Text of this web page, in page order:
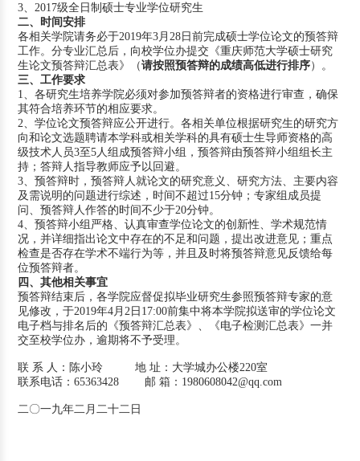
3、2017级全日制硕士专业学位研究生
二、时间安排
各相关学院请务必于2019年3月28日前完成硕士学位论文的预答辩
工作。分专业汇总后，向校学位办提交《重庆师范大学硕士研究
生论文预答辩汇总表》（请按照预答辩的成绩高低进行排序）。
三、工作要求
1、各研究生培养学院必须对参加预答辩者的资格进行审查，确保
其符合培养环节的相应要求。
2、学位论文预答辩应公开进行。各相关单位根据研究生的研究方
向和论文选题聘请本学科或相关学科的具有硕士生导师资格的高
级技术人员3至5人组成预答辩小组，预答辩由预答辩小组组长主
持；答辩人指导教师应予以回避。
3、预答辩时，预答辩人就论文的研究意义、研究方法、主要内容
及需说明的问题进行综述，时间不超过15分钟；专家组成员提
问、预答辩人作答的时间不少于20分钟。
4、预答辩小组严格、认真审查学位论文的创新性、学术规范情
况，并详细指出论文中存在的不足和问题，提出改进意见；重点
检查是否存在学术不端行为等，并且及时将预答辩意见反馈给每
位预答辩者。
四、其他相关事宜
预答辩结束后，各学院应督促拟毕业研究生参照预答辩专家的意
见修改，于2019年4月2日17:00前集中将本学院拟送审的学位论文
电子档与排名后的《预答辩汇总表》、《电子检测汇总表》一并
交至校学位办，逾期将不予受理。
联 系 人：陈小玲 地 址：大学城办公楼220室
联系电话：65363428 邮 箱：1980608042@qq.com
二〇一九年二月二十二日